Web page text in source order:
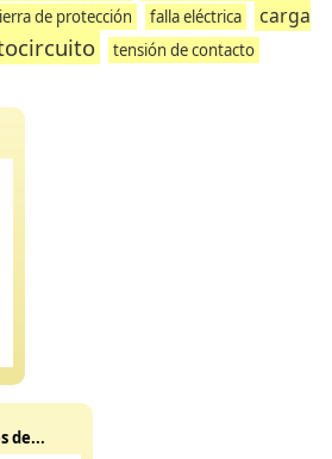
de protección falla eléctrica
carga
tensión de contacto
de...